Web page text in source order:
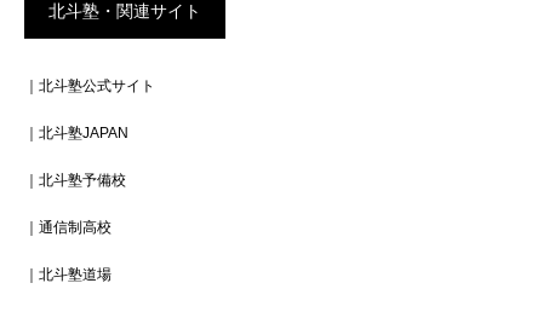
北斗塾・関連サイト
｜北斗塾公式サイト
｜北斗塾JAPAN
｜北斗塾予備校
｜通信制高校
｜北斗塾道場